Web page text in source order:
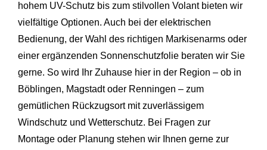
hohem UV-Schutz bis zum stilvollen Volant bieten wir
vielfältige Optionen. Auch bei der elektrischen
Bedienung, der Wahl des richtigen Markisenarms oder
einer ergänzenden Sonnenschutzfolie beraten wir Sie
gerne. So wird Ihr Zuhause hier in der Region – ob in
Böblingen, Magstadt oder Renningen – zum
gemütlichen Rückzugsort mit zuverlässigem
Windschutz und Wetterschutz. Bei Fragen zur
Montage oder Planung stehen wir Ihnen gerne zur